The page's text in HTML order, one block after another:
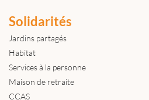
Solidarités
Jardins partagés
Habitat
Services à la personne
Maison de retraite
CCAS